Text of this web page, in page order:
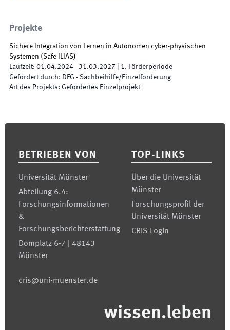
Projekte
Sichere Integration von Lernen in Autonomen cyber-physischen
Systemen (Safe ILIAS)
Laufzeit: 01.04.2024 - 31.03.2027 1. Förderperiode
Gefördert durch: DFG - Sachbeihilfe/Einzelförderung
Art des Projekts: Gefördertes Einzelprojekt
BETRIEBEN VON
Universität Münster
Abteilung 6.4:
Forschungsinformationen
&
Forschungsberichterstattung
Domplatz 6-7 | 48143
Münster
cris@uni-muenster.de
TOP-LINKS
Über die Universität
Münster
Forschungsprofil der
Universität Münster
CRIS-Login
wissen.leben